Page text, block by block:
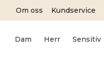
Om oss Kundservice
Dam Herr Sensitiv